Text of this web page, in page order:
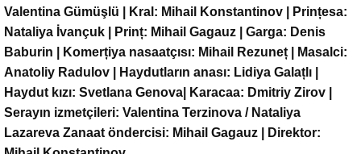
Valentina Gümüşlü | Kral: Mihail Konstantinov | Prințesa:
Nataliya İvançuk | Prinț: Mihail Gagauz | Garga: Denis
Baburin | Komerțiya nasaatçısı: Mihail Rezuneț | Masalci:
Anatoliy Radulov | Haydutların anası: Lidiya Galațlı |
Haydut kızı: Svetlana Genova| Karacaa: Dmitriy Zirov |
Serayın izmetçileri: Valentina Terzinova / Nataliya
Lazareva Zanaat öndercisi: Mihail Gagauz | Direktor: